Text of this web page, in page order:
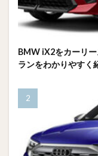
BMW iX2をカーリ
ランをわかりやすく